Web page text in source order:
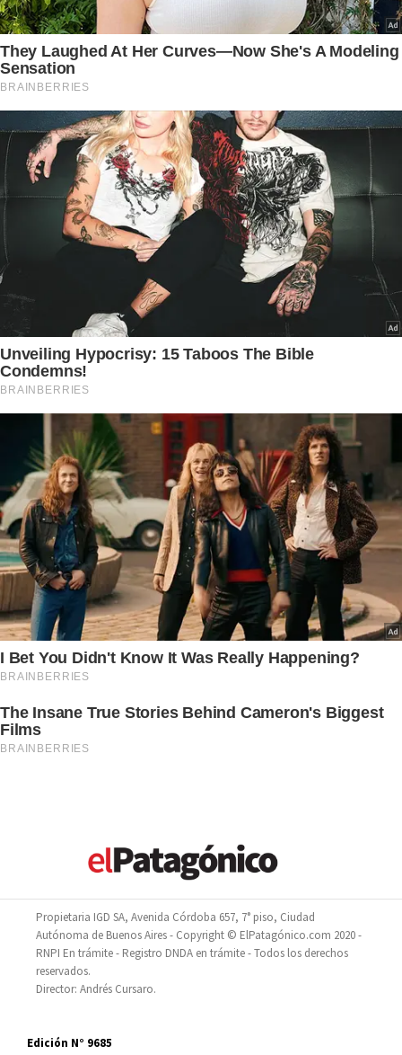
Propietaria IGD SA, Avenida Córdoba 657, 7° piso, Ciudad
Autónoma de Buenos Aires - Copyright © ElPatagónico.com 2020 -
RNPI En trámite - Registro DNDA en trámite - Todos los derechos
reservados.
Director: Andrés Cursaro.
Edición N° 9685